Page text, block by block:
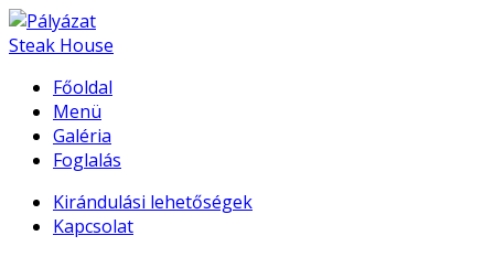
Steak House
Főoldal
Menü
Galéria
Foglalás
Kirándulási lehetőségek
Kapcsolat